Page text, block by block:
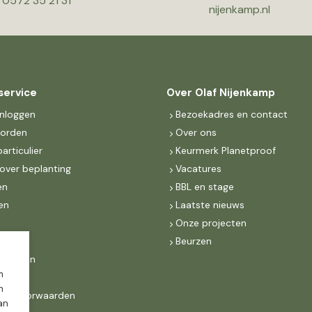
nijenkamp.nl
beplanting
Groen
voorwaarden
Over Olaf Nijenkamp
Bezoekadres en contact
Over ons
Keurmerk Planetproof
Vacatures
BBL en stage
Laatste nieuws
Onze projecten
Beurzen